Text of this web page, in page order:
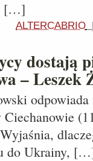
[…]
ALTERCABRIO
dostają
– Leszek
Ciechanowie
do Ukrainy,